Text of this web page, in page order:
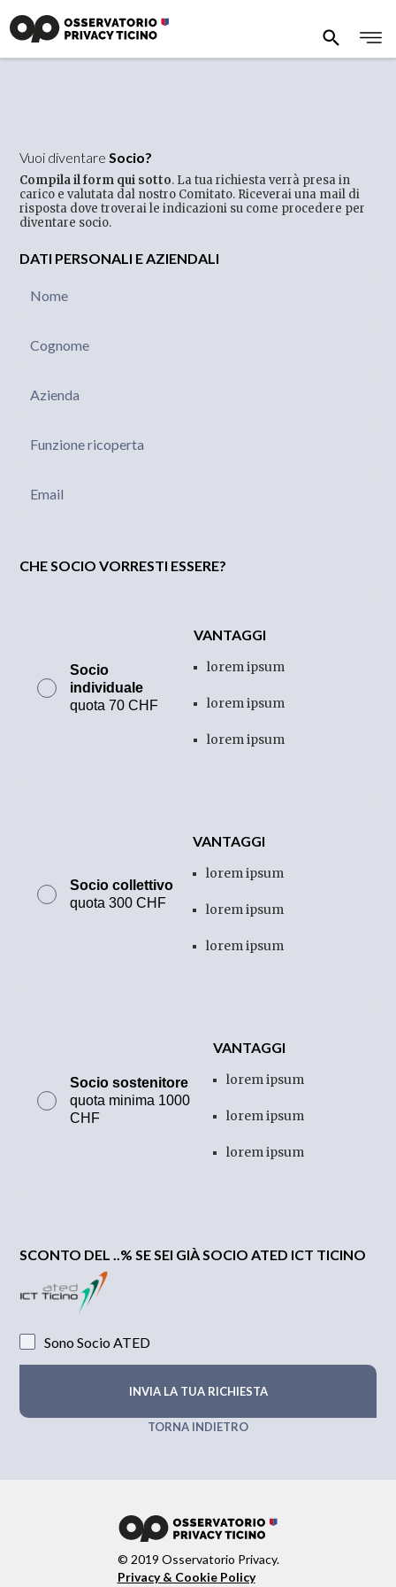
Vuoi diventareSocio?
Compila il form qui sotto. La tua richiesta verrà presa in
carico e valutata dal nostro Comitato. Riceverai una mail di
risposta dove troverai le indicazioni su come procedere per
diventare socio.
DATI PERSONALI E AZIENDALI
CHE SOCIO VORRESTI ESSERE?
Socio
individuale
quota 70 CHF
VANTAGGI
lorem ipsum
lorem ipsum
lorem ipsum
Socio collettivo
quota 300 CHF
VANTAGGI
lorem ipsum
lorem ipsum
lorem ipsum
Socio sostenitore
quota minima 1000
CHF
VANTAGGI
lorem ipsum
lorem ipsum
lorem ipsum
SCONTO DEL ..% SE SEI GIÀ SOCIO ATED ICT TICINO
Sono Socio ATED
TORNA INDIETRO
© 2019 Osservatorio Privacy.
Privacy & Cookie Policy